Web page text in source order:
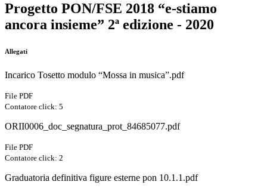
Progetto PON/FSE 2018 “e-stiamo
ancora insieme” 2ª edizione - 2020
Allegati
Incarico Tosetto modulo “Mossa in musica”.pdf
File PDF
Contatore click: 5
ORII0006_doc_segnatura_prot_84685077.pdf
File PDF
Contatore click: 2
Graduatoria definitiva figure esterne pon 10.1.1.pdf